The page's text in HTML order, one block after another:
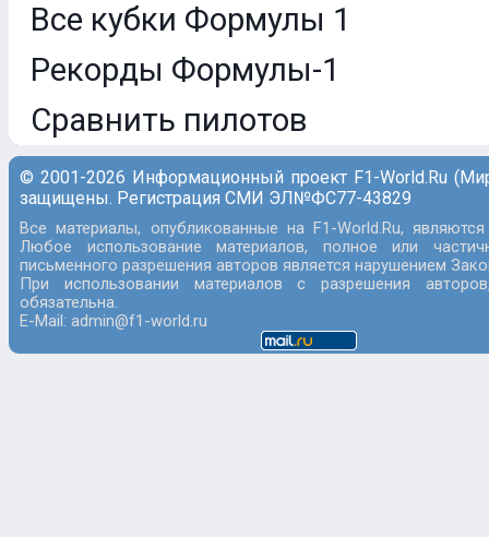
Все кубки Формулы 1
Рекорды Формулы-1
Сравнить пилотов
© 2001-2026 Информационный проект F1-World.Ru
защищены. Регистрация СМИ ЭЛ№ФС77-43829
Все материалы, опубликованные на F1-World.Ru,
Любое использование материалов, полное или
письменного разрешения авторов является нарушением
При использовании материалов с разрешения
обязательна.
E-Mail: admin@f1-world.ru